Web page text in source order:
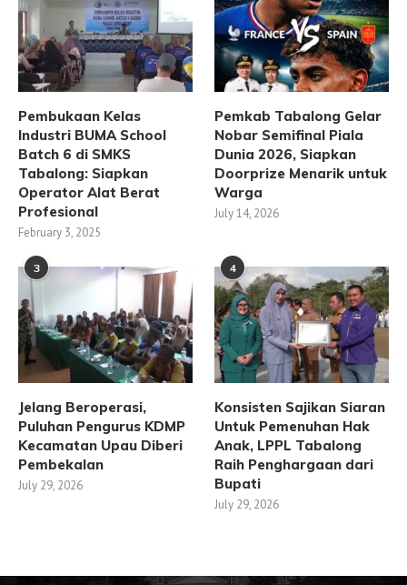
Pembukaan Kelas
Industri BUMA School
Batch 6 di SMKS
Tabalong: Siapkan
Operator Alat Berat
Profesional
February 3, 2025
Pemkab Tabalong Gelar
Nobar Semifinal Piala
Dunia 2026, Siapkan
Doorprize Menarik untuk
Warga
July 14, 2026
3
Jelang Beroperasi,
Puluhan Pengurus KDMP
Kecamatan Upau Diberi
Pembekalan
July 29, 2026
4
Konsisten Sajikan Siaran
Untuk Pemenuhan Hak
Anak, LPPL Tabalong
Raih Penghargaan dari
Bupati
July 29, 2026